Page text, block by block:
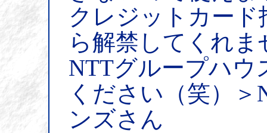
クレジットカー
ら解禁してくれ
NTTグループハウ
ください（笑）
ンズさん